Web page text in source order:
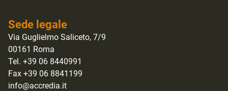
Sede legale
Via Guglielmo Saliceto, 7/9
00161 Roma
Tel. +39 06 8440991
Fax +39 06 8841199
info@accredia.it